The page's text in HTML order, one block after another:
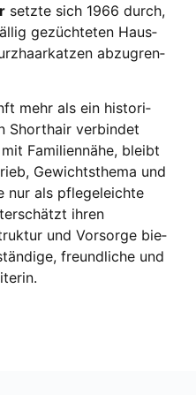
setz­te sich 1966 durch,
gezüch­te­ten Haus­
abzu­gren­
mehr als ein his­to­ri­
Short­hair ver­bin­det
Fami­li­en­nä­he, bleibt
Gewichts­the­ma und
nur als pfle­ge­leich­te
ihren
und Vor­sor­ge bie­
freund­li­che und